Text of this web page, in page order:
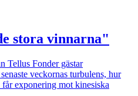
stora vinnarna"
Tellus Fonder gästar
veckornas turbulens, hur
exponering mot kinesiska